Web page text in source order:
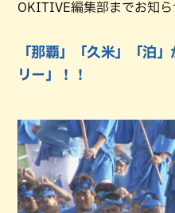
OKITIVE編集部までお知ら
「那覇」「久米」「泊
リー」！！